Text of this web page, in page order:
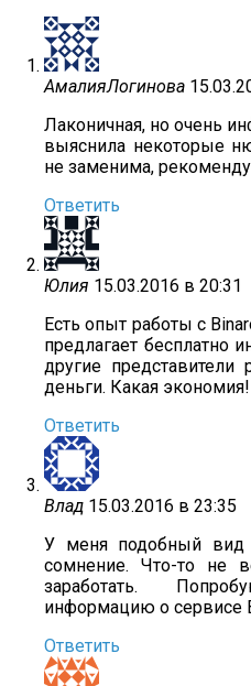
АмалияЛогинова
Лаконичная, но очень
выяснила некоторые
не заменима,
Ответить
Юлия 15.03.2016 в 20:31
Есть опыт работы с
предлагает бесплатно
другие
деньги. Какая экономия!
Ответить
Влад 15.03.2016 в 23:35
У меня подобный вид
сомнение. Что-то не
заработать.
информацию о сервисе
Ответить